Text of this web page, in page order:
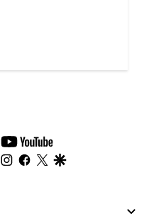
youtube-
footer
instagram
facebook
twitter